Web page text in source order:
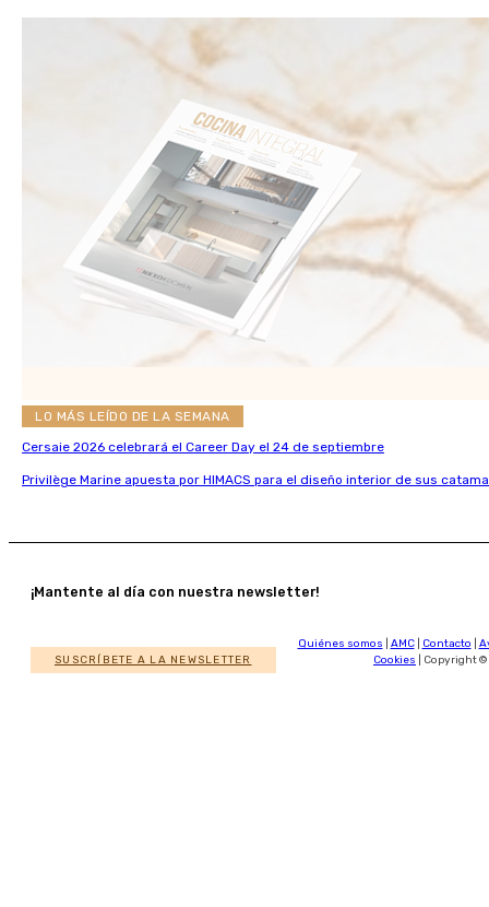
LO MÁS LEÍDO DE LA SEMANA
Cersaie 2026 celebrará el Career Day el 24 de septiembre
Privilège Marine apuesta por HIMACS para el diseño interior de sus
¡Mantente al día con nuestra newsletter!
SUSCRÍBETE A LA NEWSLETTER
Quiénes somos AMC| Contacto
Cookies | Copyright